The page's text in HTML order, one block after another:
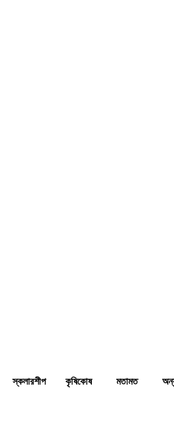
স্কলারশীপ কৃষিকোষ মতামত